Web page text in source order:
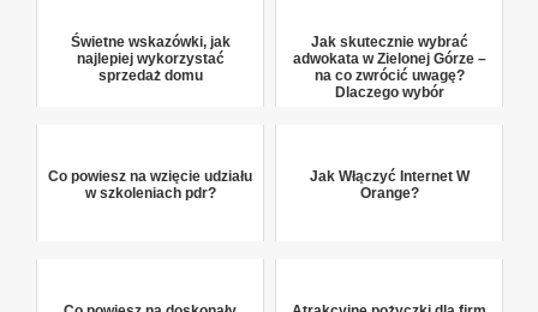
Świetne wskazówki, jak
najlepiej wykorzystać
sprzedaż domu
Jak skutecznie wybrać
adwokata w Zielonej Górze –
na co zwrócić uwagę?
Dlaczego wybór
Co powiesz na wzięcie udziału
w szkoleniach pdr?
Jak Włączyć Internet W
Orange?